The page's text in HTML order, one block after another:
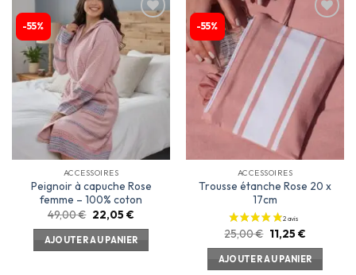
-55%
Ajouter
à la
liste
d’envies
ACCESSOIRES
Peignoir à capuche Rose
femme – 100% coton
49,00€ 22,05 €
AJOUTER AU PANIER
-55%
Ajouter
à la
liste
d’envies
ACCESSOIRES
Trousse étanche Rose 20 x
17cm
25,00€ 11,25 €
AJOUTER AU PANIER